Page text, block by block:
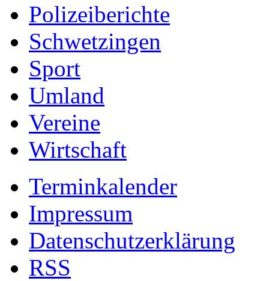
Polizeiberichte
Schwetzingen
Sport
Umland
Vereine
Wirtschaft
Terminkalender
Impressum
Datenschutzerklärung
RSS